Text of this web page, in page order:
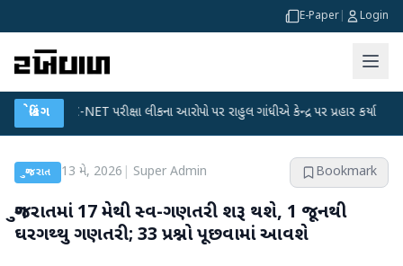
E-Paper Login
બ્રેકિંગ
UGC-NET પરીક્ષા લીકના આરોપો પર રાહુલ ગાંધીએ કેન્દ્ર પર પ્રહાર કર્યા ●
ગુજરાત 13 મે, 2026 Super Admin Bookmark
ગુજરાતમાં 17 મેથી સ્વ-ગણતરી શરૂ થશે, 1 જૂનથી
ઘરગથ્થુ ગણતરી; 33 પ્રશ્નો પૂછવામાં આવશે